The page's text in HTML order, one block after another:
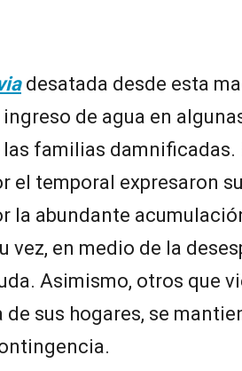
desatada desde esta
de agua en
familias damnificadas.
el temporal expresaron su
la abundante
vez, en medio de la
Asimismo, otros que
de sus hogares, se